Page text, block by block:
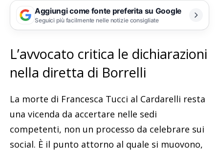
Aggiungi come fonte preferita su Google
Seguici più facilmente nelle notizie consigliate
L’avvocato critica le dichiarazioni
nella diretta di Borrelli
La morte di Francesca Tucci al Cardarelli resta
una vicenda da accertare nelle sedi
competenti, non un processo da celebrare sui
social. È il punto attorno al quale si muovono,